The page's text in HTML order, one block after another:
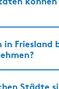
in Friesland
Städte